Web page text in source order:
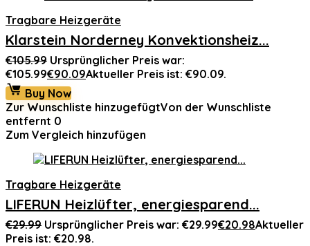
Tragbare Heizgeräte
Klarstein Norderney Konvektionsheiz...
€105.99 Ursprünglicher Preis war:
€105.99€90.09Aktueller Preis ist: €90.09.
Buy Now
Zur Wunschliste hinzugefügtVon der Wunschliste
entfernt 0
Zum Vergleich hinzufügen
Tragbare Heizgeräte
LIFERUN Heizlüfter, energiesparend...
€29.99 Ursprünglicher Preis war: €29.99€20.98Aktueller
Preis ist: €20.98.